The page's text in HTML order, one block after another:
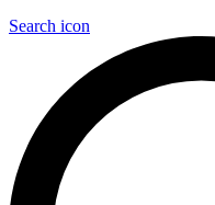
Search icon